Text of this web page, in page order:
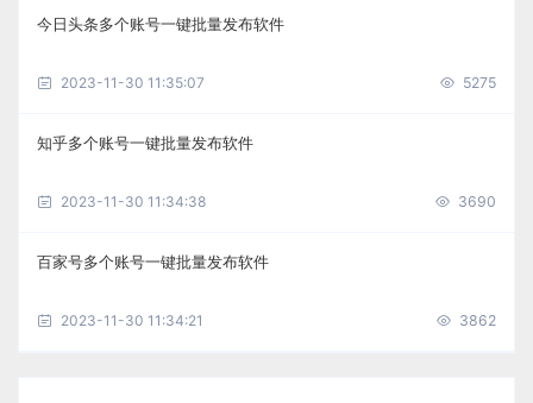
今日头条多个账号一键批量发布软件
2023-11-30 11:35:07 5275
知乎多个账号一键批量发布软件
2023-11-30 11:34:38 3690
百家号多个账号一键批量发布软件
2023-11-30 11:34:21 3862